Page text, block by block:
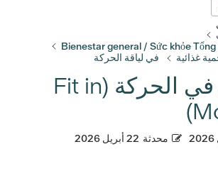
غذائية في لياقة الحركة
في شكل في الحركة (Fit in
محدثة 22 أبريل 2026